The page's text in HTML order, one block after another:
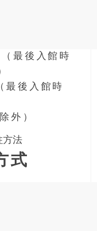
最後入館時
最後入館時
外）
式